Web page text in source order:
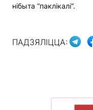
нібыта “паклікалі“.
ПАДЗЯЛІЦЦА: